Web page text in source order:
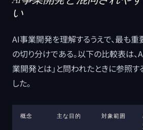
い
AI事業開発を理解するうえで、最も
の切り分けである。以下の比較表は、
業開発とは」と問われたときに参照
した。
概念 主な目的 対象範囲